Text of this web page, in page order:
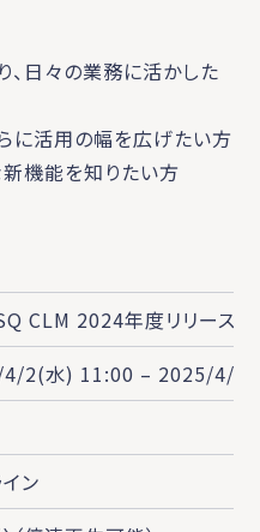
、日々の業務に活かした
に活用の幅を広げたい方
新機能を知りたい方
CLM 2024年度リリース機
2(水) 11:00 – 2025/4/
ン